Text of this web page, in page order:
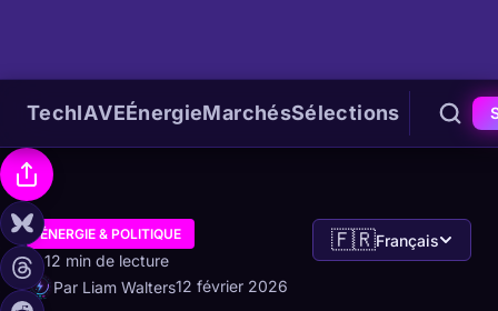
TechIAVEÉnergieMarchésSélections
ÉNERGIE & POLITIQUE
12 min de lecture
Par Liam Walters12 février 2026
🇫🇷Français